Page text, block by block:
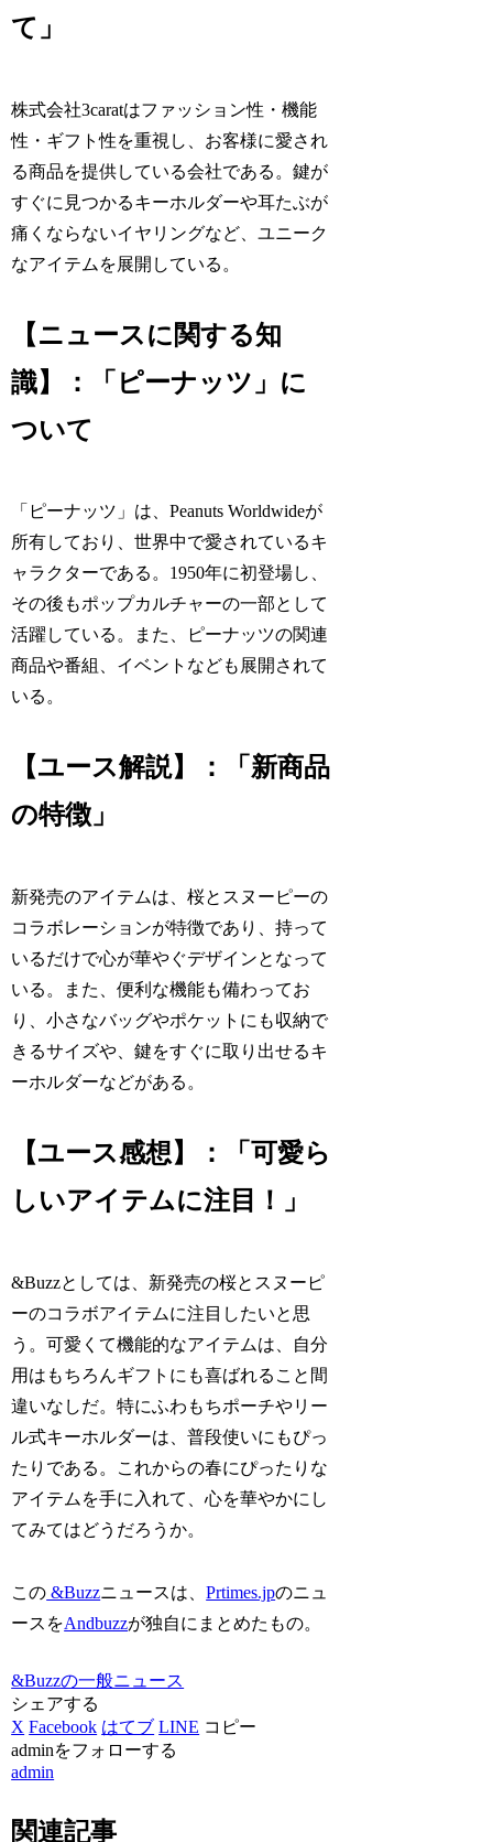
て」
株式会社3caratはファッション性・機能
性・ギフト性を重視し、お客様に愛され
る商品を提供している会社である。鍵が
すぐに見つかるキーホルダーや耳たぶが
痛くならないイヤリングなど、ユニーク
なアイテムを展開している。
【ニュースに関する知
識】：「ピーナッツ」に
ついて
「ピーナッツ」は、Peanuts Worldwideが
所有しており、世界中で愛されているキ
ャラクターである。1950年に初登場し、
その後もポップカルチャーの一部として
活躍している。また、ピーナッツの関連
商品や番組、イベントなども展開されて
いる。
【ユース解説】：「新商品
の特徴」
新発売のアイテムは、桜とスヌーピーの
コラボレーションが特徴であり、持って
いるだけで心が華やぐデザインとなって
いる。また、便利な機能も備わってお
り、小さなバッグやポケットにも収納で
きるサイズや、鍵をすぐに取り出せるキ
ーホルダーなどがある。
【ユース感想】：「可愛ら
しいアイテムに注目！」
&Buzzとしては、新発売の桜とスヌーピ
ーのコラボアイテムに注目したいと思
う。可愛くて機能的なアイテムは、自分
用はもちろんギフトにも喜ばれること間
違いなしだ。特にふわもちポーチやリー
ル式キーホルダーは、普段使いにもぴっ
たりである。これからの春にぴったりな
アイテムを手に入れて、心を華やかにし
てみてはどうだろうか。
この &Buzzニュースは、Prtimes.jpのニュ
ースをAndbuzzが独自にまとめたもの。
&Buzzの一般ニュース
シェアする
X Facebook はてブ LINE コピー
adminをフォローする
admin
関連記事